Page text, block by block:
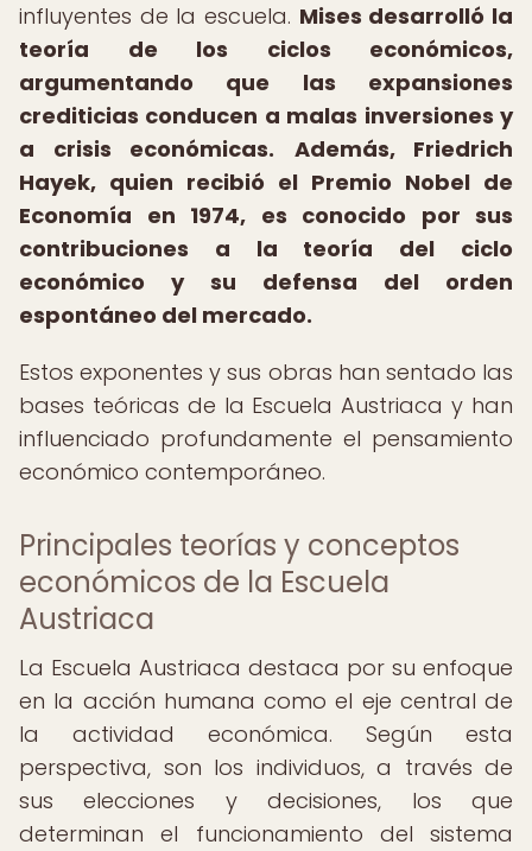
influyentes de la escuela. Mises desarrolló la
teoría de los ciclos económicos,
argumentando que las expansiones
crediticias conducen a malas inversiones y
a crisis económicas.
Además, Friedrich
Hayek, quien recibió el Premio Nobel de
Economía en 1974, es conocido por sus
contribuciones a la teoría del ciclo
económico y su defensa del orden
espontáneo del mercado.
Estos exponentes y sus obras han sentado las
bases teóricas de la Escuela Austriaca y han
influenciado profundamente el pensamiento
económico contemporáneo.
Principales teorías y conceptos
económicos de la Escuela
Austriaca
La Escuela Austriaca destaca por su enfoque
en la acción humana como el eje central de
la actividad económica. Según esta
perspectiva, son los individuos, a través de
sus elecciones y decisiones, los que
determinan el funcionamiento del sistema